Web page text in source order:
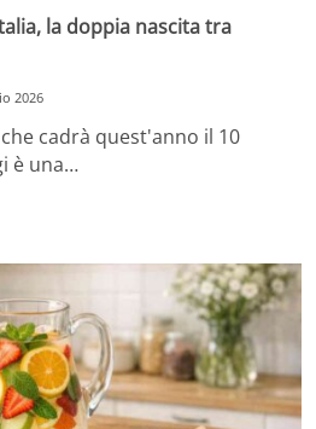
la doppia nascita tra
2026
cadrà quest'anno il 10
è una…